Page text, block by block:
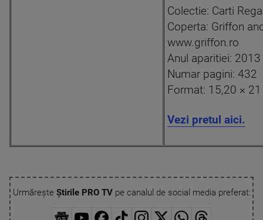
Colectie: Carti
Coperta: Griffon
www.griffon.ro
Anul aparitiei: 2013
Numar pagini: 432
Format: 15,20 ×
Vezi pretul aici.
Urmărește Știrile PRO TVpe canalul de social media preferat: